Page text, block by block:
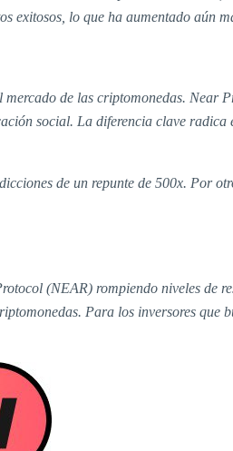
exitosos, lo que ha aumentado aún
de las criptomonedas. Near
social. La diferencia clave radica
de un repunte de 500x. Por
(NEAR) rompiendo niveles de
Para los inversores que